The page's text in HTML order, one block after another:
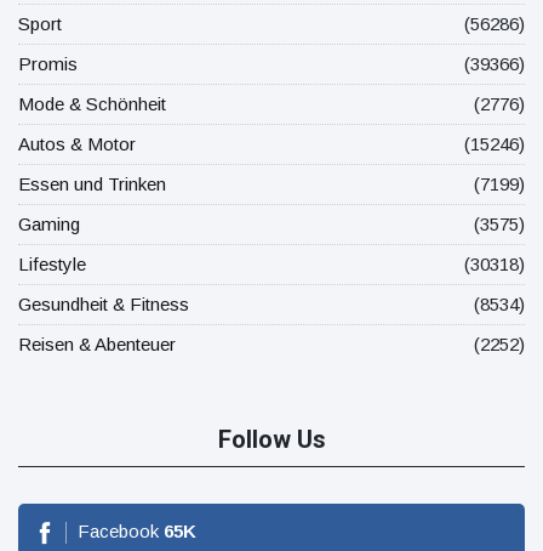
Sport
(56286)
Promis
(39366)
Mode & Schönheit
(2776)
Autos & Motor
(15246)
Essen und Trinken
(7199)
Gaming
(3575)
Lifestyle
(30318)
Gesundheit & Fitness
(8534)
Reisen & Abenteuer
(2252)
Follow Us
Facebook 65K